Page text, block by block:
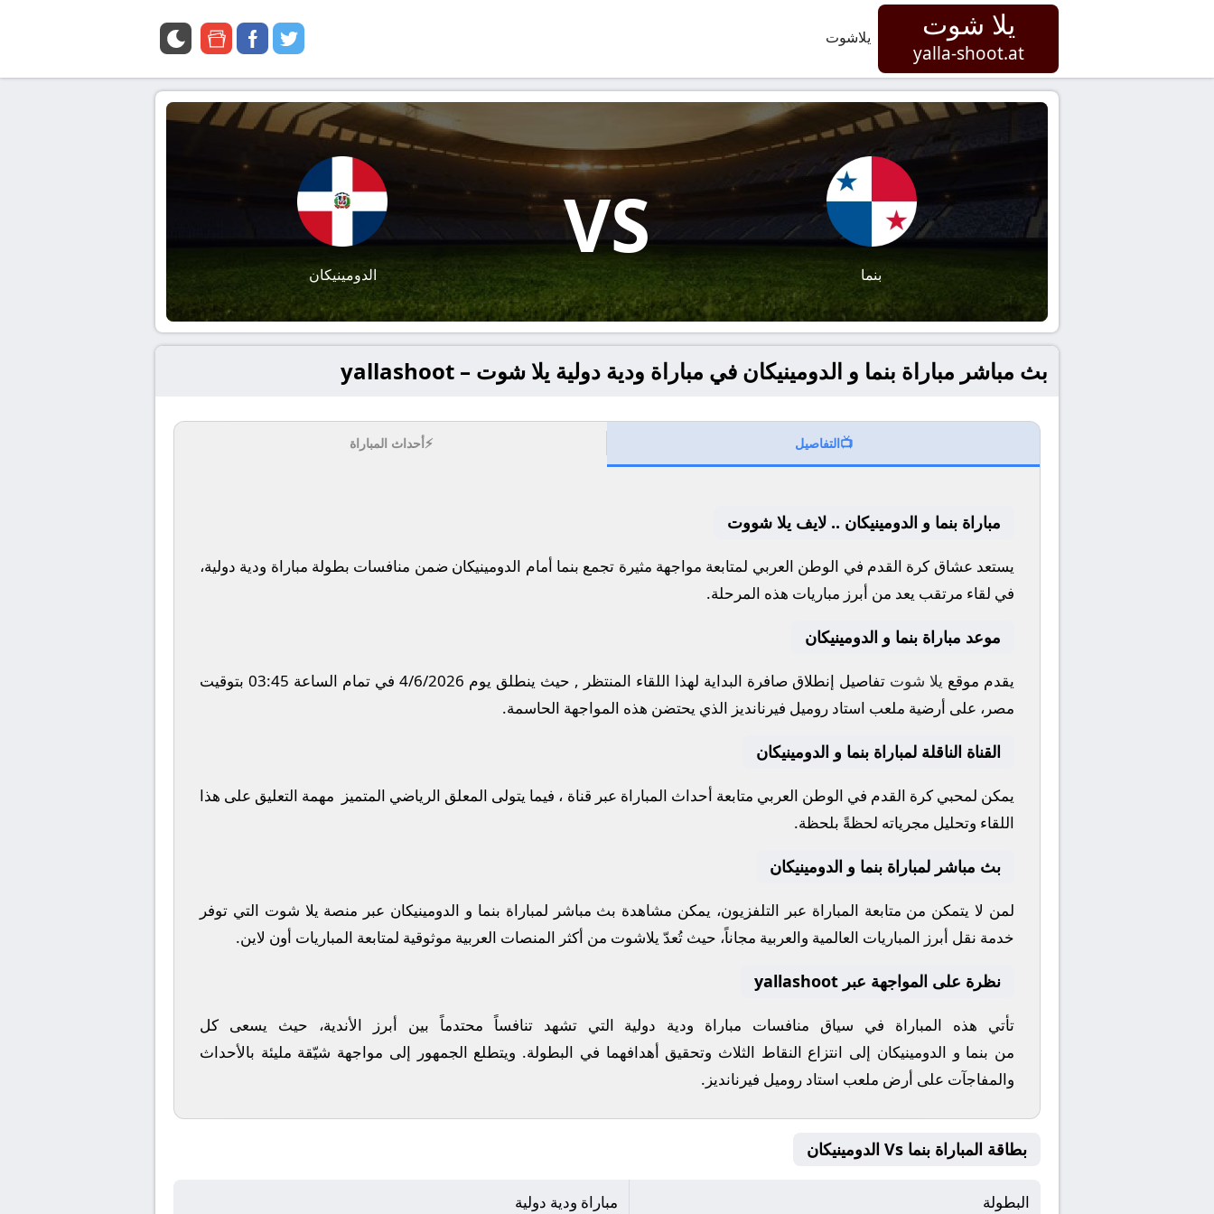
يلا شوت
yalla-shoot.at
يلاشوت twitter
facebook
google
بنما
VS
الدومينيكان
بث مباشر مباراة بنما و الدومينيكان في مباراة ودية دولية يلا شوت – yallashoot
📺التفاصيل ⚡أحداث المباراة
مباراة بنما و الدومينيكان .. لايف يلا شووت
يستعد عشاق كرة القدم في الوطن العربي لمتابعة مواجهة مثيرة تجمع بنما أمام الدومينيكان ضمن منافسات بطولة مباراة ودية دولية،
في لقاء مرتقب يعد من أبرز مباريات هذه المرحلة.
موعد مباراة بنما و الدومينيكان
يقدم موقع يلا شوت تفاصيل إنطلاق صافرة البداية لهذا اللقاء المنتظر , حيث ينطلق يوم 4/6/2026 في تمام الساعة 03:45 بتوقيت
مصر، على أرضية ملعب استاد روميل فيرنانديز الذي يحتضن هذه المواجهة الحاسمة.
القناة الناقلة لمباراة بنما و الدومينيكان
يمكن لمحبي كرة القدم في الوطن العربي متابعة أحداث المباراة عبر قناة ، فيما يتولى المعلق الرياضي المتميز
مهمة التعليق على هذا
اللقاء وتحليل مجرياته لحظةً بلحظة.
بث مباشر لمباراة بنما و الدومينيكان
لمن لا يتمكن من متابعة المباراة عبر التلفزيون، يمكن مشاهدة بث مباشر لمباراة بنما و الدومينيكان عبر منصة يلا شوت التي توفر
خدمة نقل أبرز المباريات العالمية والعربية مجاناً، حيث تُعدّ يلاشوت من أكثر المنصات العربية موثوقية لمتابعة المباريات أون لاين.
نظرة على المواجهة عبر yallashoot
تأتي هذه المباراة في سياق منافسات مباراة ودية دولية التي تشهد تنافساً محتدماً بين أبرز الأندية، حيث يسعى كل
من بنما و الدومينيكان إلى انتزاع النقاط الثلاث وتحقيق أهدافهما في البطولة. ويتطلع الجمهور إلى مواجهة شيّقة مليئة بالأحداث
والمفاجآت على أرض ملعب استاد روميل فيرنانديز .
بطاقة المباراة بنما Vs الدومينيكان
البطولة مباراة ودية دولية